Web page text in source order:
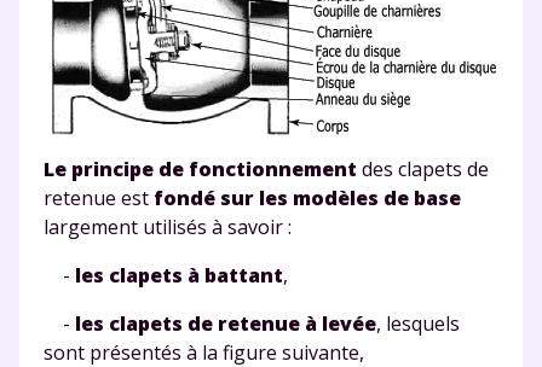
Le principe de fonctionnement des clapets de
retenue est fondé sur les modèles de base
largement utilisés à savoir :
- les clapets à battant,
- les clapets de retenue à levée, lesquels
sont présentés à la figure suivante,